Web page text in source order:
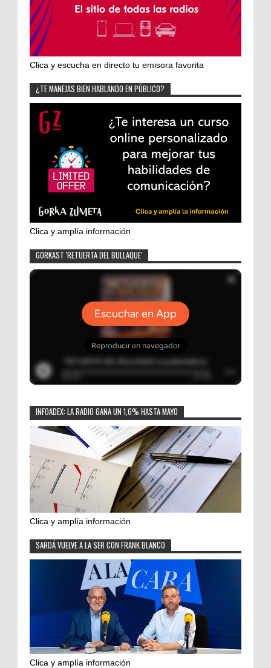
Clica y escucha en directo tu emisora favorita
¿TE MANEJAS BIEN HABLANDO EN PÚBLICO?
Clica y amplía información
GORKAST 'RETUERTA DEL BULLAQUE'
INFOADEX: LA RADIO GANA UN 1,6% HASTA MAYO
Clica y amplía información
SARDÁ VUELVE A LA SER CON FRANK BLANCO
Clica y amplía información